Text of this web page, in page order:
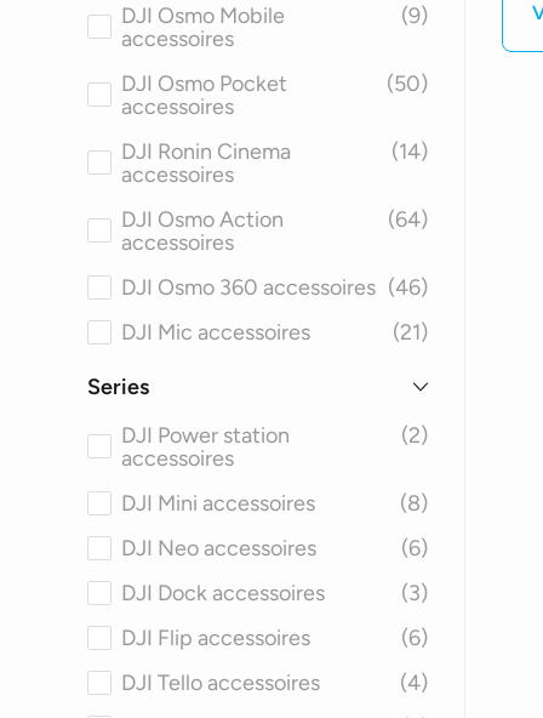
DJI Osmo Mobile
accessoires
(9)
DJI Osmo Pocket
accessoires
(50)
DJI Ronin Cinema
accessoires
(14)
DJI Osmo Action
accessoires
(64)
DJI Osmo 360 accessoires (46)
DJI Mic accessoires
(21)
Series
DJI Power station
accessoires
(2)
DJI Mini accessoires
(8)
DJI Neo accessoires
(6)
DJI Dock accessoires
(3)
DJI Flip accessoires
(6)
DJI Tello accessoires
(4)